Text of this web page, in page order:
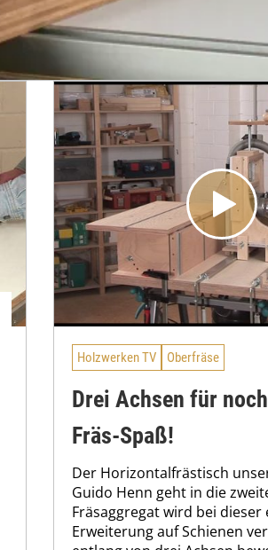
Holzwerken TV Oberfräse
Drei Achsen für
Fräs-Spaß!
Der Horizontalfrästisch
Guido Henn geht in die
Fräsaggregat wird bei dieser
Erweiterung auf Schienen